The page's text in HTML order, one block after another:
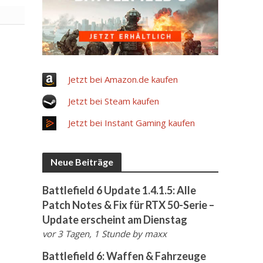
Jetzt bei Amazon.de kaufen
Jetzt bei Steam kaufen
Jetzt bei Instant Gaming kaufen
Neue Beiträge
Battlefield 6 Update 1.4.1.5: Alle
Patch Notes & Fix für RTX 50-Serie –
Update erscheint am Dienstag
vor 3 Tagen, 1 Stunde bymaxx
Battlefield 6: Waffen & Fahrzeuge